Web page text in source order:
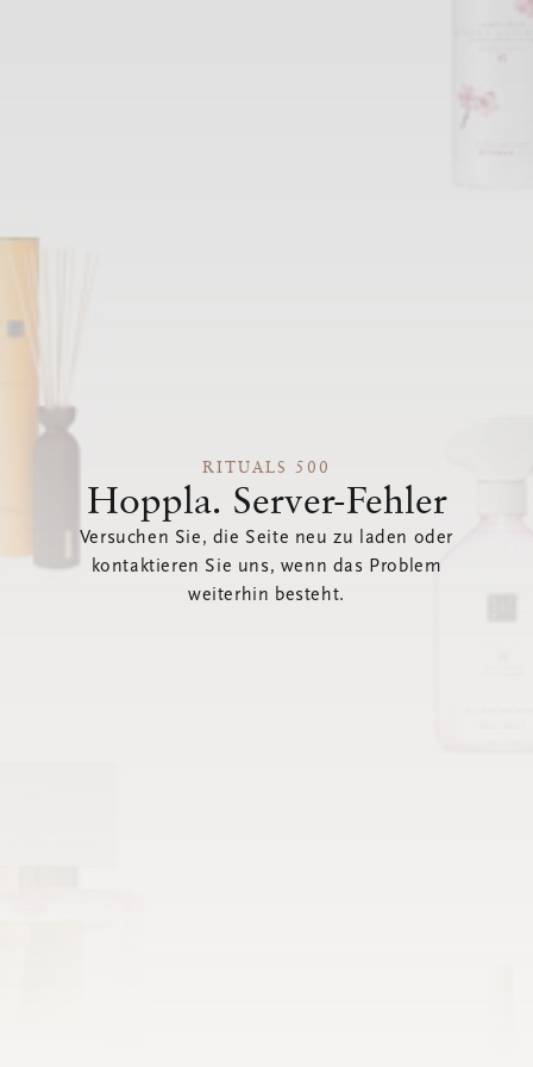
RITUALS 500
Hoppla. Server-Fehler
Versuchen Sie, die Seite neu zu laden oder
kontaktieren Sie uns, wenn das Problem
weiterhin besteht.